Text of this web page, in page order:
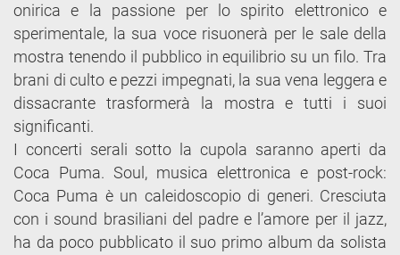
onirica e la passione per lo spirito elettronico e
sperimentale, la sua voce risuonerà per le sale della
mostra tenendo il pubblico in equilibrio su un filo. Tra
brani di culto e pezzi impegnati, la sua vena leggera e
dissacrante trasformerà la mostra e tutti i suoi
significanti.
I concerti serali sotto la cupola saranno aperti da
Coca Puma. Soul, musica elettronica e post-rock:
Coca Puma è un caleidoscopio di generi. Cresciuta
con i sound brasiliani del padre e l’amore per il jazz,
ha da poco pubblicato il suo primo album da solista